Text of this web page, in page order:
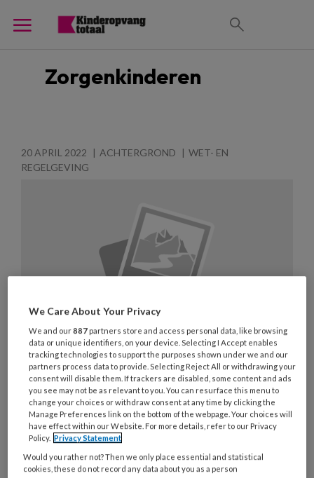
Zorgenkinderen
20 APRIL 2022 ACHTERGROND
WET- EN
REGELGEVING
Gijs van Rozendaal over
coalitieakkoord: ‘Maximum
uurtarief instellen is cruciaal’
‘Het coalitieakkoord zou ik willen typeren als een
We Care About Your Privacy
We and our887 partners store and access personal data, like browsing
data or unique identifiers, on your device. Selecting I Accept enables
tracking technologies to support the purposes shown under we and our
partners process data to provide. Selecting Reject All or withdrawing your
consent will disable them. If trackers are disabled, some content and ads
you see may not be as relevant to you. You can resurface this menu to
change your choices or withdraw consent at any time by clicking the
Manage Preferences link on the bottom of the webpage. Your choices will
have effect within our Website. For more details, refer to our Privacy
Policy. Privacy Statement
Would you rather not? Then we only place essential and statistical
cookies, these do not record any data about you as a person